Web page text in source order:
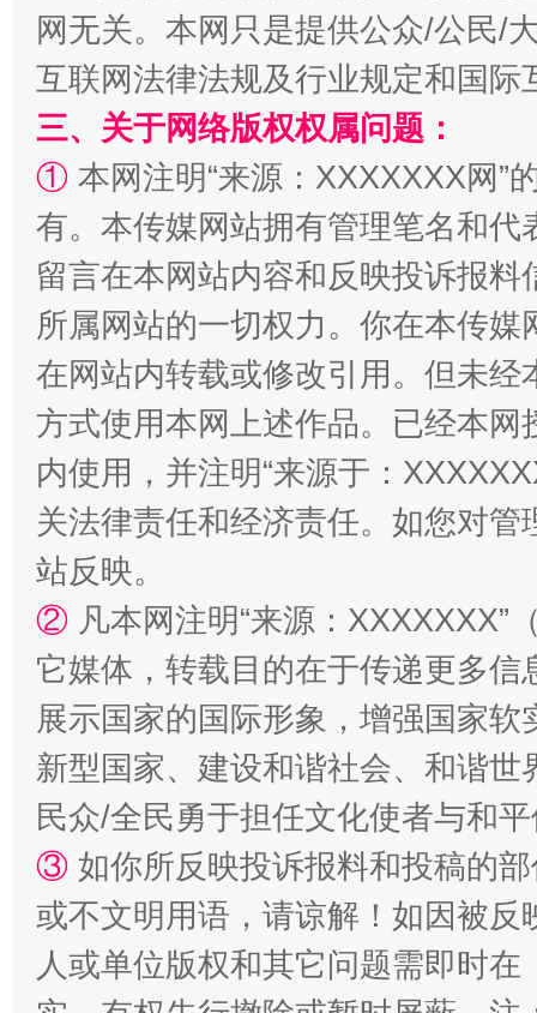
全民健身五年计划来了！等你上场
阿坝州三大球赛在茂县开幕 规模
国家大学科技园优化重塑工作
扯下公款旅游的“隐身衣” 如何以
网无关。本网只是提供公众/公民/
互联网法律法规及行业规定和国
三、关于网络版权权属问题：
① 本网注明“来源：XXXXXXX网”
有。本传媒网站拥有管理笔名和
留言在本网站内容和反映投诉报
所属网站的一切权力。你在本传
在网站内转载或修改引用。但未
方式使用本网上述作品。已经本
内使用，并注明“来源于：
关法律责任和经济责任。如您对
站反映。
② 凡本网注明“来源：
它媒体，转载目的在于传递更多
展示国家的国际形象，增强国家
新型国家、建设和谐社会、和谐
民众/全民勇于担任文化使者与和
③ 如你所反映投诉报料和投稿的
或不文明用语，请谅解！如因被
人或单位版权和其它问题需即时在